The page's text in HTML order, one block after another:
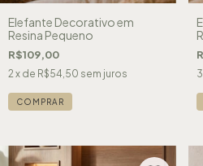
Elefante Decorativo em
Resina Pequeno
R$109,00
2 x de R$54,50 sem juros 3